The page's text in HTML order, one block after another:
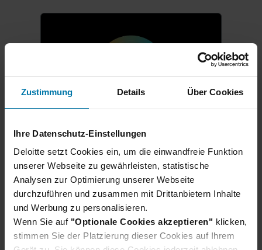
Zustimmung Details Über Cookies
Ihre Datenschutz-Einstellungen
Deloitte setzt Cookies ein, um die einwandfreie Funktion
unserer Webseite zu gewährleisten, statistische
Analysen zur Optimierung unserer Webseite
durchzuführen und zusammen mit Drittanbietern Inhalte
und Werbung zu personalisieren.
Wenn Sie auf "Optionale Cookies akzeptieren" klicken,
stimmen Sie der Platzierung dieser Cookies auf Ihrem
Karrierestart für Schüler:innen
Ausbildung & duales
Studium 2027
Direkt nach dem Schulabschluss
in der Berufswelt durchstarten?
Wir bilden deutschlandweit aus:
Ob eine praxisnahe Ausbildung,